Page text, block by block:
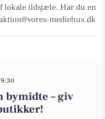
lokale ildsjæle. Har du en
mediehus.dk
bymidte – giv